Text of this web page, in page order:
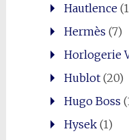
Hautlence
Hermès (7)
Horlogerie
Hublot(20)
Hugo Boss
Hysek(1)